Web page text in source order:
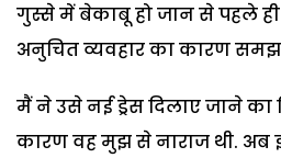
गुस्से में बेकाबू हो जान से पहले
अनुचित व्यवहार का कारण
मैं ने उसे नई ड्रेस दिलाए जाने का
कारण वह मुझ से नाराज थी. अब